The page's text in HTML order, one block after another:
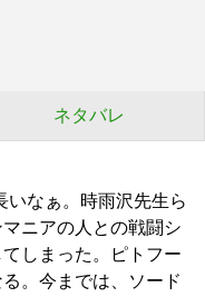
ネタバレ
いなぁ。時雨沢先生ら
ニアの人との戦闘シ
しまった。ピトフー
。今までは、ソード